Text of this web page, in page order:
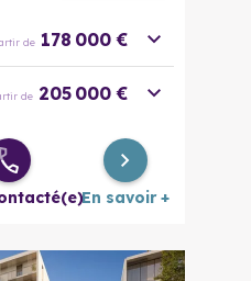
de 178 000 €
de 205 000 €
En savoir +